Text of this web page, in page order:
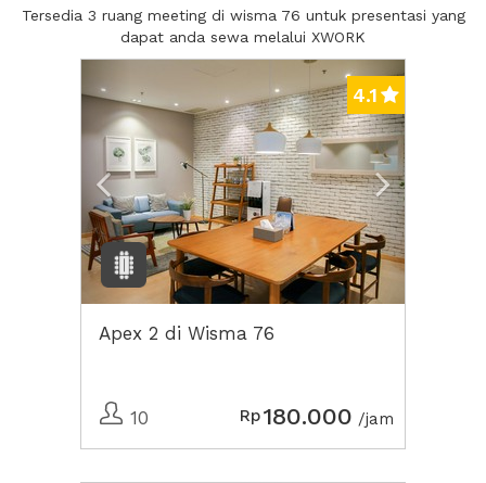
Tersedia 3 ruang meeting di wisma 76 untuk presentasi yang
dapat anda sewa melalui XWORK
Next2
4.1
Apex 2 di Wisma 76
10 Rp180.000 /jam